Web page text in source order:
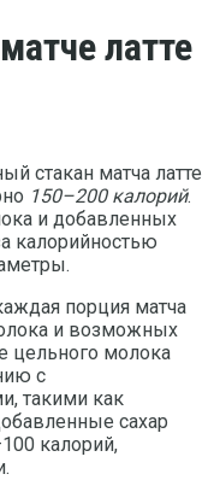
латте
стакан матча латте
150–200 калорий.
и добавленных
калорийностью
порция матча
и возможных
цельного молока
с
такими как
сахар
калорий,